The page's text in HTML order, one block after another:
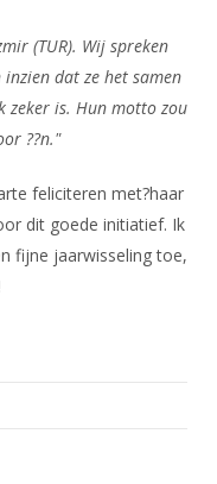
(TUR). Wij spreken
dat ze het samen
zeker is. Hun motto zou
??n."
feliciteren met?haar
dit goede initiatief. Ik
fijne jaarwisseling toe,